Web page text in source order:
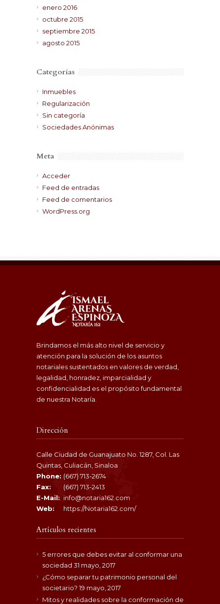
enero 2016
octubre 2015
septiembre 2015
agosto 2015
Categorías
Inmuebles
Regularización
Sin categoría
Sociedades Anónimas
Meta
Acceder
Feed de entradas
Feed de comentarios
WordPress.org
Brindamos el más alto nivel de servicio y
atención para la solución de los asuntos
notariales sustentados en valores de verdad,
legalidad, honradez, imparcialidad y
confidencialidad es el propósito fundamental
de nuestra Notaría.
Dirección
Calle Ciudad de Guanajuato No. 1287, Col. Las
Quintas, Culiacán, Sinaloa
Phone: (667) 713-2674
Fax:
(667) 713-2413
E-Mail: info@notaria162.com
Web:
https://Notaria162.com/
Artículos recientes
5 errores que debes evitar al conformar una
sociedad 31 mayo, 2017
¿Cómo separar tu patrimonio personal del
societario? 19 mayo, 2017
Mitos y realidades sobre la conformación de